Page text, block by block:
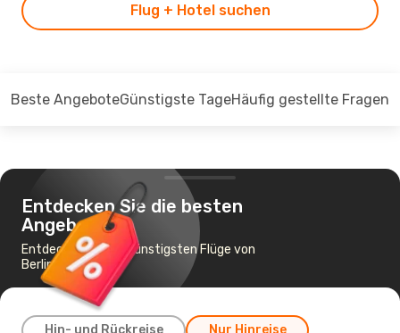
Flug + Hotel suchen
Beste AngeboteGünstigste TageHäufig gestellte Fragen
Entdecken Sie die besten
Angebote
Entdecken Sie die günstigsten Flüge von
Berlin nach Oslo
Hin- und Rückreise Nur Hinreise